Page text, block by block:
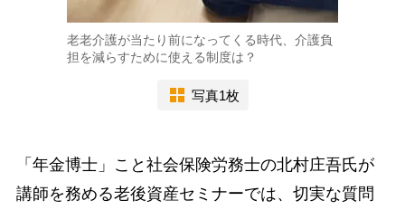
老老介護が当たり前になってくる時代、介護負
担を減らすために使える制度は？
写真1枚
「年金博士」こと社会保険労務士の北村庄吾氏が
講師を務める老後資産セミナーでは、切実な質問